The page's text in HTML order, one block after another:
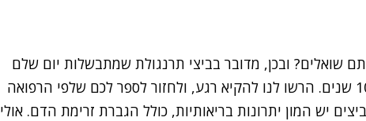
שואלים? ובכן, מדובר בביצי תרנגולת שמתבשלות יום שלם
בשתן של ילדים בני פחות מ-10 שנים. הרשו לנו להקיא רגע, ולחזור לספר לכם שלפי הרפואה
יש המון יתרונות בריאותיות, כולל הגברת זרימת הדם. אולי